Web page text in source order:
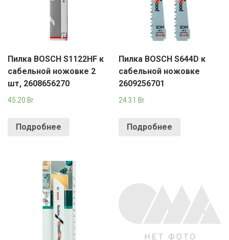
Пилка BOSCH S1122HF к
сабельной ножовке 2
шт, 2608656270
45.20 Br
Подробнее
Пилка BOSCH S644D к
сабельной ножовке
2609256701
24.31 Br
Подробнее